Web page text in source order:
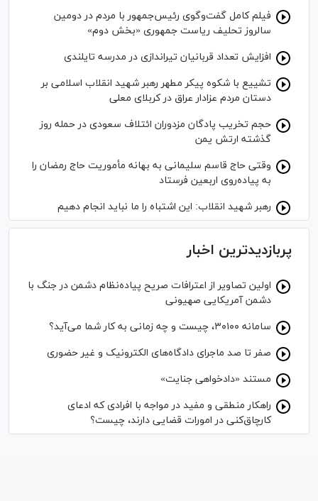
فیلم کامل گفت‌وگوی رئیس‌جمهور با مردم در دومین
سالروز تحلیف ریاست جمهوری «بخش دوم»
افزایش تعداد قربانیان تیراندازی در مدرسه تایلندی
تشییع با شکوه پیکر مطهر رهبر شهید انقلاب اسلامی بر
دستان مردم عزادار عراق در کربلای معلی
حجم تخریب پادگان مزدوران ائتلاف سعودی در حمله روز
گذشته ارتش یمن
وقتی حاج قاسم سلیمانی به بهانه مأموریت حاج رمضان را
به پیاده‌روی اربعین فرستاد
رهبر شهید انقلاب: این اشتباه را ما نباید انجام دهیم
پربازدیدترین اخبار
اولین تصاویر از اعترافات صریح پیاده‌نظام‌ دشمن در جنگ با
دشمن آمریکایی صهیونی
سامانه ۳۰۱۰۰، چیست و چه زمانی به کار شما می‌آید؟
صفر تا صد ماجرای دادگاه‌های الکترونیک و غیر حضوری
مستند «دادخواهی جنایت»
راهکار منطقی و مفید در مواجه با افرادی که ادعای
کارچاق‌کنی در امورات قضایی دارند، چیست؟